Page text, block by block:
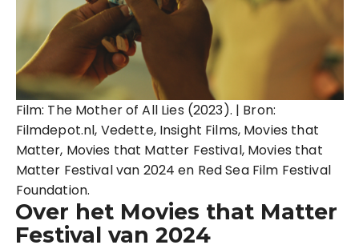
Film: The Mother of All Lies (2023). | Bron:
Filmdepot.nl, Vedette, Insight Films, Movies that
Matter, Movies that Matter Festival, Movies that
Matter Festival van 2024 en Red Sea Film Festival
Foundation.
Over het Movies that Matter
Festival van 2024